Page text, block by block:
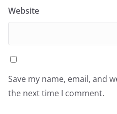
Website
Save my name, email, and
the next time I comment.